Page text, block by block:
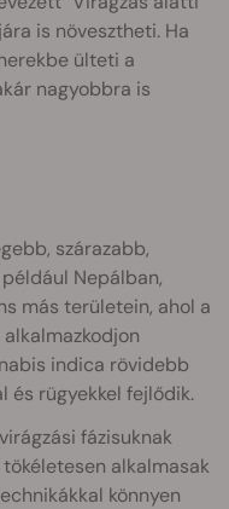
is növesztheti. Ha
ülteti a
nagyobbra is
szárazabb,
Nepálban,
más területein, ahol a
indica rövidebb
és rügyekkel fejlődik.
fázisuknak
alkalmasak
könnyen